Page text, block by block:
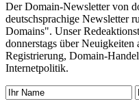
Der Domain-Newsletter von
deutschsprachige Newsletter
Domains". Unser
donnerstags über
Registrierung, Domain-
Internetpolitik.